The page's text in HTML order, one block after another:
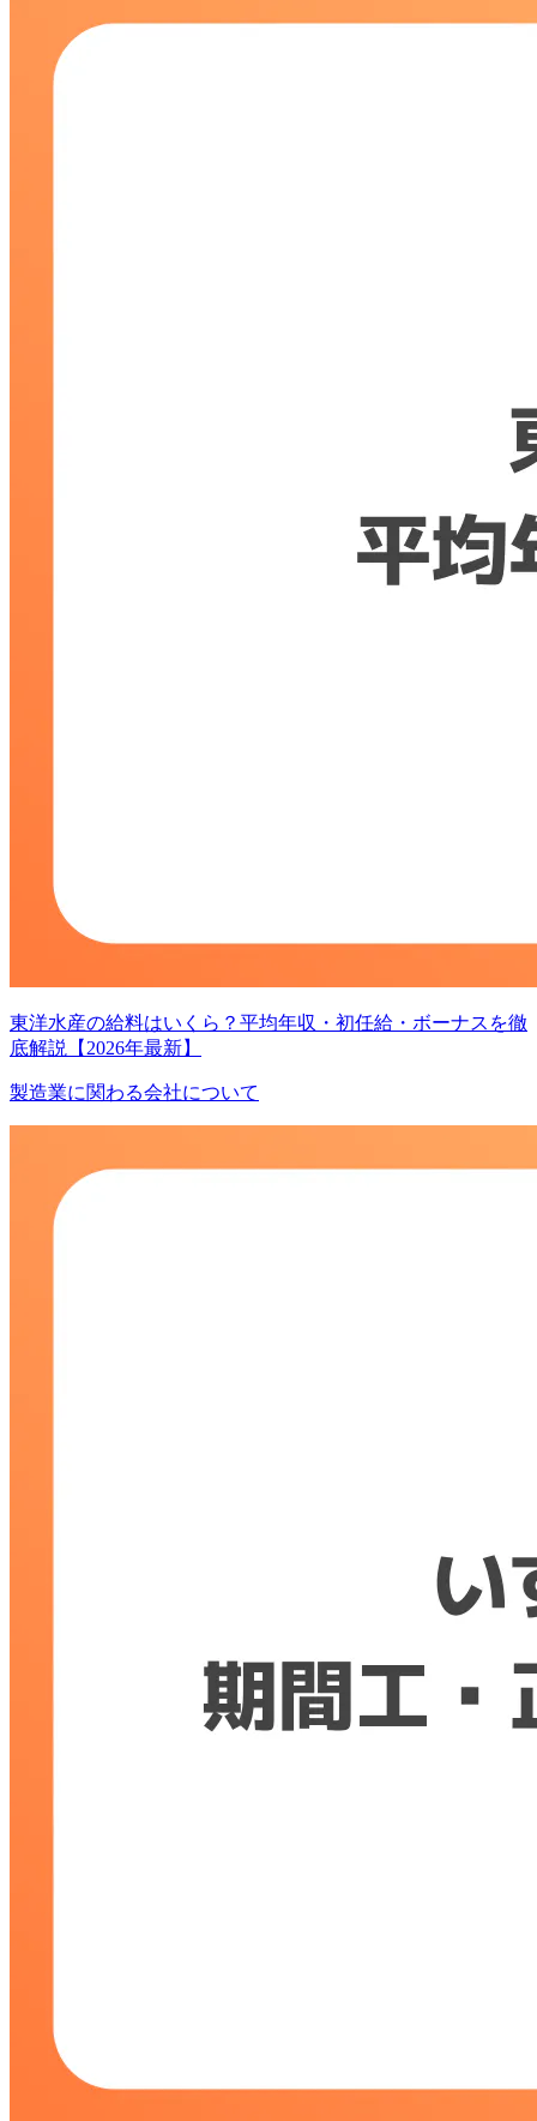
東洋水産の給料はいくら？平均年収・初任給・ボーナスを徹
底解説【2026年最新】
製造業に関わる会社について